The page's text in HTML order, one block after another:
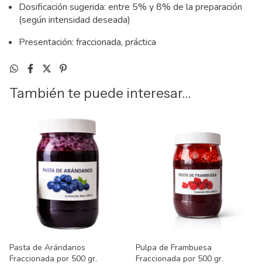
Dosificación sugerida: entre 5% y 8% de la preparación
(según intensidad deseada)
Presentación: fraccionada, práctica
También te puede interesar...
Pasta de Arándanos
Fraccionada por 500 gr.
Pulpa de Frambuesa
Fraccionada por 500 gr.